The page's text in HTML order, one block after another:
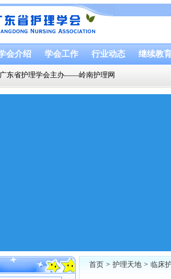
会介绍 学会工作 行业动态 继续教
东省护理学会主办——岭南护理网
首页 > 护理天地 > 临床